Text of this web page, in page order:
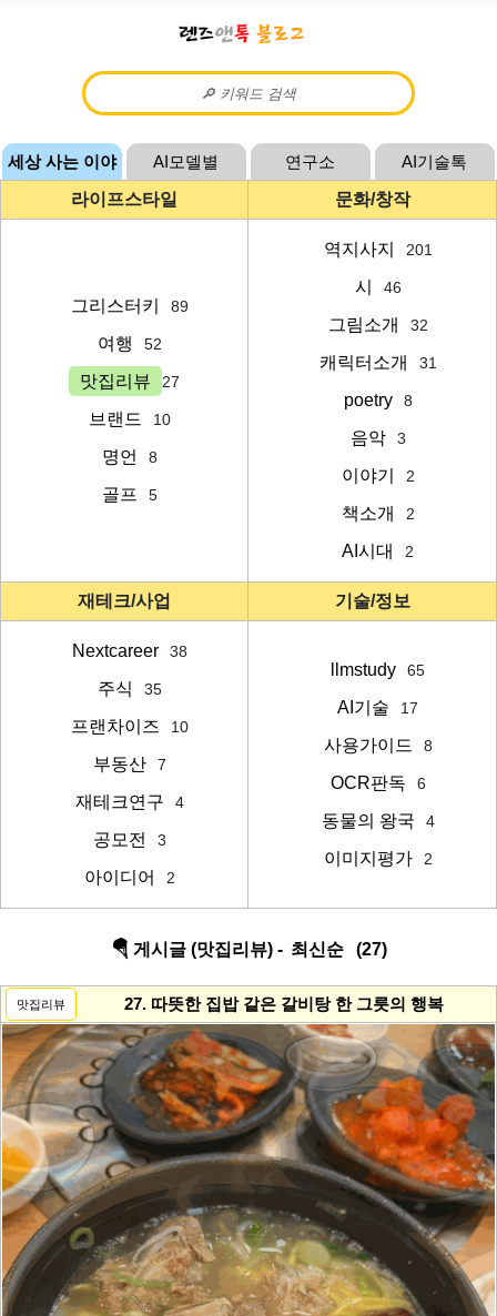
세상 사는 이야
AI모델별 연구소
AI기술톡
라이프스타일
문화/창작
그리스터키 89
여행 52
맛집리뷰 27
브랜드 10
명언 8
골프 5
역지사지 201
시 46
그림소개 32
캐릭터소개 31
poetry 8
음악 3
이야기 2
책소개 2
AI시대 2
재테크/사업 기술/정보
Nextcareer 38
주식 35
프랜차이즈 10
부동산 7
재테크연구 4
공모전 3
아이디어 2
llmstudy 65
AI기술 17
사용가이드 8
OCR판독 6
동물의 왕국 4
이미지평가 2
🪂 게시글 (맛집리뷰) - 최신순 (27)
맛집리뷰 27. 따뜻한 집밥 같은 갈비탕 한 그릇의 행복